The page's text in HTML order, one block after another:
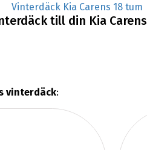
Vinterdäck Kia Carens 18 tum
till din Kia Carens
vinterdäck: